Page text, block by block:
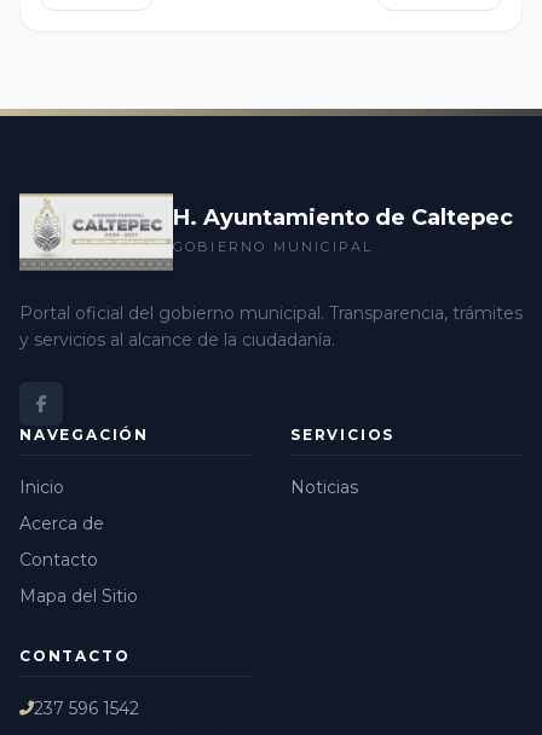
de quienes se sumaron a la labor. Juntos pudimos
H. Ayuntamiento de Caltepec
GOBIERNO MUNICIPAL
Portal oficial del gobierno municipal. Transparencia, trámites
y servicios al alcance de la ciudadanía.
NAVEGACIÓN
Inicio
Acerca de
Contacto
Mapa del Sitio
SERVICIOS
Noticias
CONTACTO
237 596 1542